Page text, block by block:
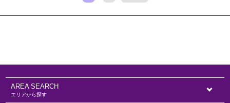
エリアから探す
AREA SEARCH